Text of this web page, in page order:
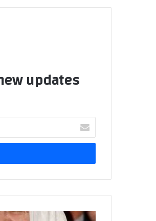
updates!
بريدك
الإلكتروني
مجلس